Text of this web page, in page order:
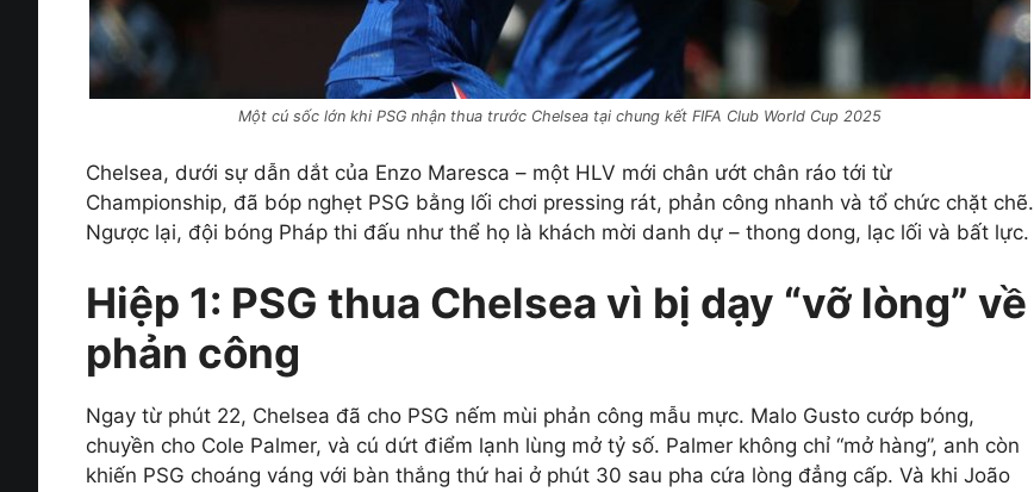
Một cú sốc lớn khi PSG nhận thua trước Chelsea tại chung kết FIFA Club World Cup 2025
Chelsea, dưới sự dẫn dắt của Enzo Maresca – một HLV mới chân ướt chân ráo tới từ
Championship, đã bóp nghẹt PSG bằng lối chơi pressing rát, phản công nhanh và tổ chức chặt chẽ.
Ngược lại, đội bóng Pháp thi đấu như thể họ là khách mời danh dự – thong dong, lạc lối và bất lực.
Hiệp 1: PSG thua Chelsea vì bị dạy “vỡ lòng” về
phản công
Ngay từ phút 22, Chelsea đã cho PSG nếm mùi phản công mẫu mực. Malo Gusto cướp bóng,
chuyền cho Cole Palmer, và cú dứt điểm lạnh lùng mở tỷ số. Palmer không chỉ “mở hàng”, anh còn
khiến PSG choáng váng với bàn thắng thứ hai ở phút 30 sau pha cứa lòng đẳng cấp. Và khi João